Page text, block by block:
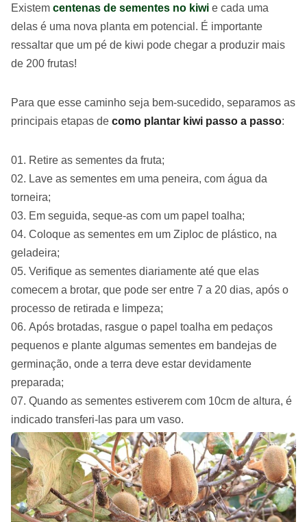
Existem centenas de sementes no kiwi e cada uma
delas é uma nova planta em potencial. É importante
ressaltar que um pé de kiwi pode chegar a produzir mais
de 200 frutas!
Para que esse caminho seja bem-sucedido, separamos as
principais etapas de como plantar kiwi passo a passo:
Retire as sementes da fruta;
Lave as sementes em uma peneira, com água da
torneira;
Em seguida, seque-as com um papel toalha;
Coloque as sementes em um Ziploc de plástico, na
geladeira;
Verifique as sementes diariamente até que elas
comecem a brotar, que pode ser entre 7 a 20 dias, após o
processo de retirada e limpeza;
Após brotadas, rasgue o papel toalha em pedaços
pequenos e plante algumas sementes em bandejas de
germinação, onde a terra deve estar devidamente
preparada;
Quando as sementes estiverem com 10cm de altura, é
indicado transferi-las para um vaso.